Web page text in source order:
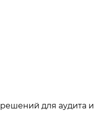
для аудита и